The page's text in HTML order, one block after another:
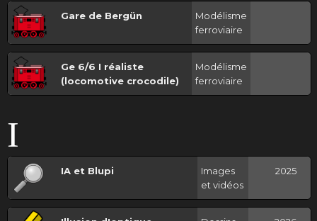
Gare de Bergün
Modélisme
ferroviaire
Ge 6/6 I réaliste
(locomotive crocodile)
Modélisme
ferroviaire
I
IA et Blupi
Images
et vidéos
2025